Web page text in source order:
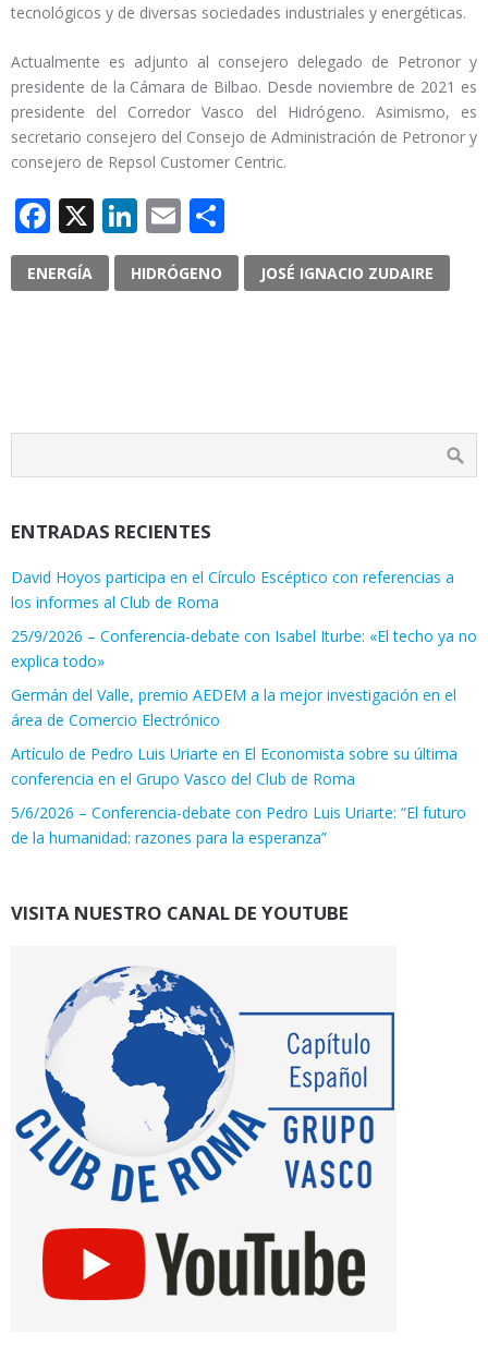
tecnológicos y de diversas sociedades industriales y energéticas.
Actualmente es adjunto al consejero delegado de Petronor y
presidente de la Cámara de Bilbao. Desde noviembre de 2021 es
presidente del Corredor Vasco del Hidrógeno. Asimismo, es
secretario consejero del Consejo de Administración de Petronor y
consejero de Repsol Customer Centric.
Facebook
X LinkedIn
Email
ENERGÍA HIDRÓGENO JOSÉ IGNACIO ZUDAIRE
ENTRADAS RECIENTES
David Hoyos participa en el Círculo Escéptico con referencias a
los informes al Club de Roma
25/9/2026 – Conferencia-debate con Isabel Iturbe: «El techo ya no
explica todo»
Germán del Valle, premio AEDEM a la mejor investigación en el
área de Comercio Electrónico
Artículo de Pedro Luis Uriarte en El Economista sobre su última
conferencia en el Grupo Vasco del Club de Roma
5/6/2026 – Conferencia-debate con Pedro Luis Uriarte: “El futuro
de la humanidad: razones para la esperanza”
VISITA NUESTRO CANAL DE YOUTUBE